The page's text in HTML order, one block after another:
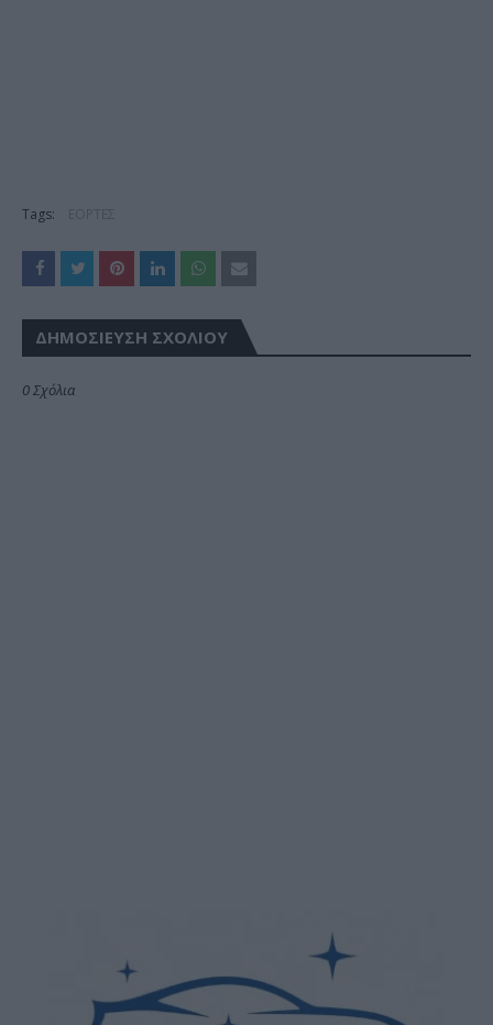
Tags:
ΔΗΜΟΣΊΕΥΣΗ ΣΧΟΛΊΟΥ
0 Σχόλια